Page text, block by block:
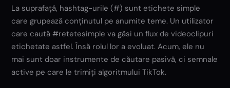
La suprafață, hashtag-urile (#) sunt etichete simple
care grupează conținutul pe anumite teme. Un utilizator
care caută #retetesimple va găsi un flux de videoclipuri
etichetate astfel. Însă rolul lor a evoluat. Acum, ele nu
mai sunt doar instrumente de căutare pasivă, ci semnale
active pe care le trimiți algoritmului TikTok.